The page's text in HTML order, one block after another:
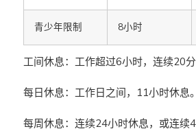
青少年限制 8小时
工间休息：工作超过6小时，连续20分
每日休息：工作日之间，11小时休息。
每周休息：连续24小时休息，或连续